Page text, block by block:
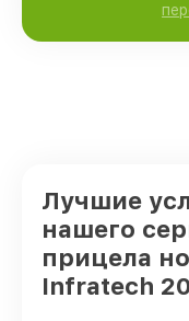
Лучшие
нашего
прицела
Infratech